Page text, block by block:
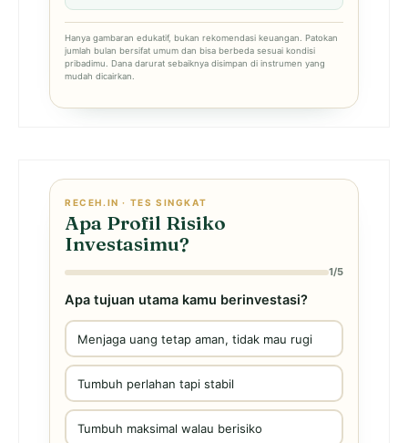
Hanya gambaran edukatif, bukan rekomendasi keuangan. Patokan
jumlah bulan bersifat umum dan bisa berbeda sesuai kondisi
pribadimu. Dana darurat sebaiknya disimpan di instrumen yang
mudah dicairkan.
RECEH.IN · TES SINGKAT
Apa Profil Risiko
Investasimu?
1/5
Apa tujuan utama kamu berinvestasi?
Menjaga uang tetap aman, tidak mau rugi
Tumbuh perlahan tapi stabil
Tumbuh maksimal walau berisiko